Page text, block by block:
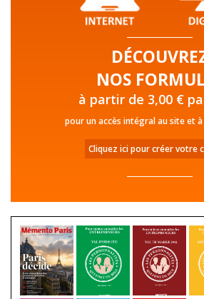
NOS
à partir de 3,00 €
pour un accès intégral au site et
Cliquez ici pour créer votre